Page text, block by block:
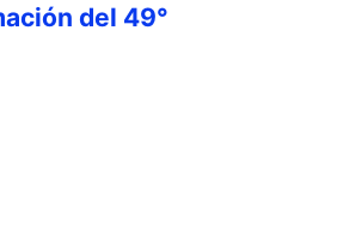
del 49°